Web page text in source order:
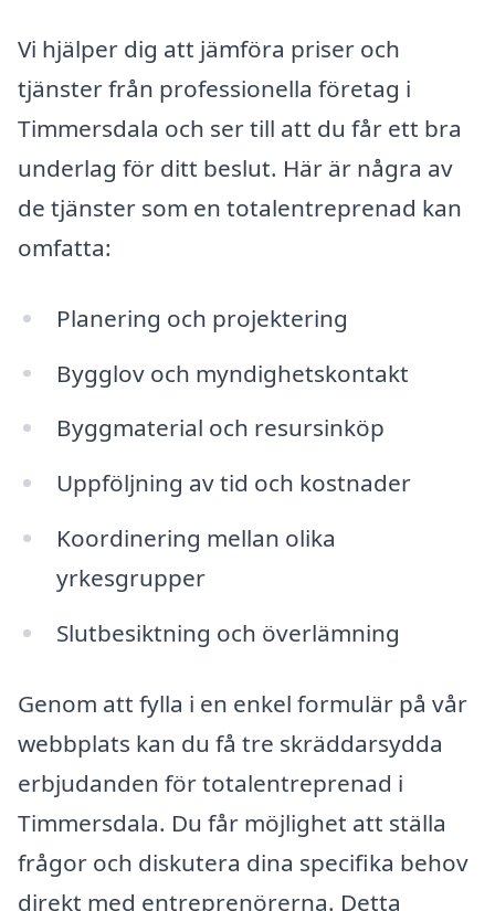
Vi hjälper dig att jämföra priser och
tjänster från professionella företag i
Timmersdala och ser till att du får ett bra
underlag för ditt beslut. Här är några av
de tjänster som en totalentreprenad kan
omfatta:
Planering och projektering
Bygglov och myndighetskontakt
Byggmaterial och resursinköp
Uppföljning av tid och kostnader
Koordinering mellan olika
yrkesgrupper
Slutbesiktning och överlämning
Genom att fylla i en enkel formulär på vår
webbplats kan du få tre skräddarsydda
erbjudanden för totalentreprenad i
Timmersdala. Du får möjlighet att ställa
frågor och diskutera dina specifika behov
direkt med entreprenörerna. Detta